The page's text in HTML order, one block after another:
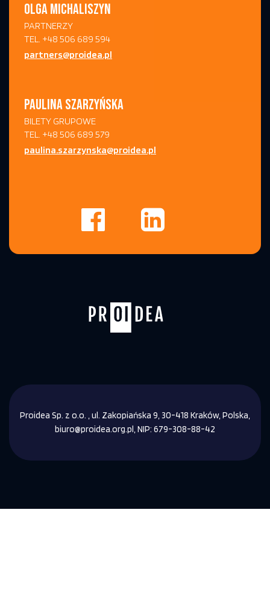
OLGA MICHALISZYN
PARTNERZY
TEL. +48 506 689 594
partners@proidea.pl
PAULINA SZARZYŃSKA
BILETY GRUPOWE
TEL. +48 506 689 579
paulina.szarzynska@proidea.pl
Proidea Sp. z o.o. , ul. Zakopiańska 9, 30-418 Kraków, Polska,
biuro@proidea.org.pl, NIP: 679-308-88-42